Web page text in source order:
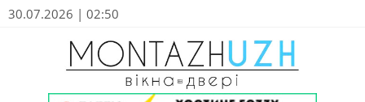
30.07.2026 | 02:50